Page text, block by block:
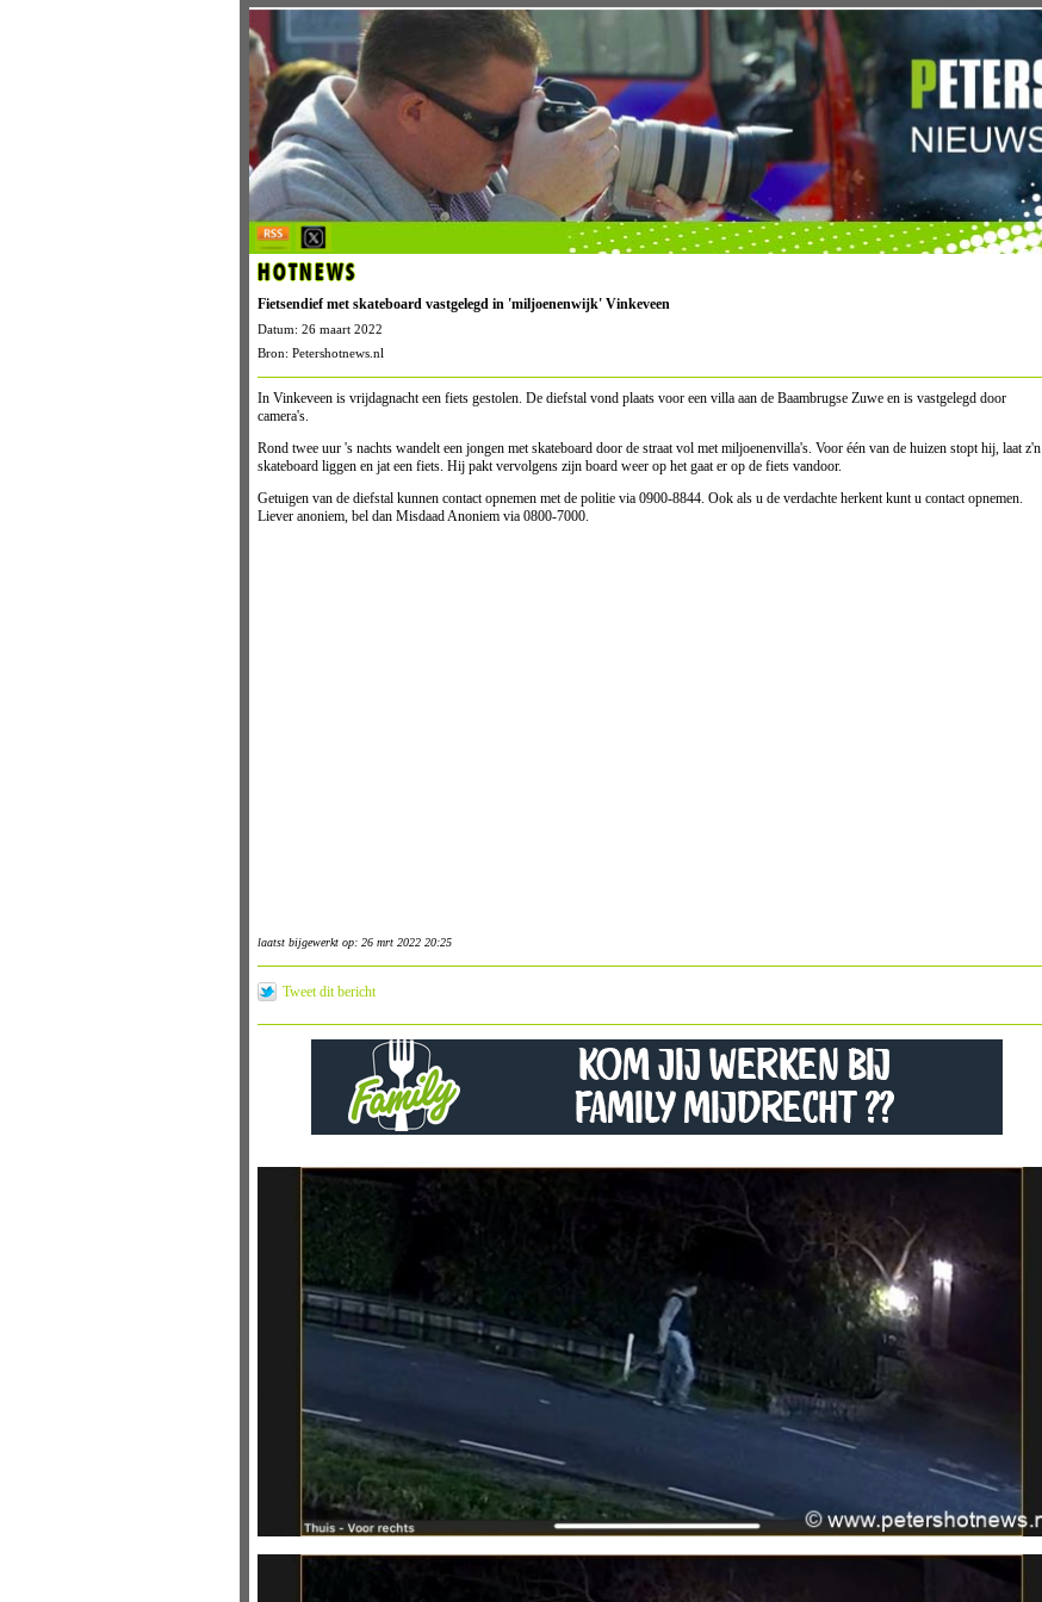
HOTNEWS
Fietsendief met skateboard vastgelegd in 'miljoenenwijk' Vinkeveen
Datum: 26 maart 2022
Bron: Petershotnews.nl
In Vinkeveen is vrijdagnacht een fiets gestolen. De diefstal vond plaats voor een villa aan de Baambrugse Zuwe en is vastgelegd door
camera's.
Rond twee uur 's nachts wandelt een jongen met skateboard door de straat vol met miljoenenvilla's. Voor één van de huizen stopt hij, laat z'n
skateboard liggen en jat een fiets. Hij pakt vervolgens zijn board weer op het gaat er op de fiets vandoor.
Getuigen van de diefstal kunnen contact opnemen met de politie via 0900-8844. Ook als u de verdachte herkent kunt u contact opnemen.
Liever anoniem, bel dan Misdaad Anoniem via 0800-7000.
laatst bijgewerkt op: 26 mrt 2022 20:25
Tweet dit bericht